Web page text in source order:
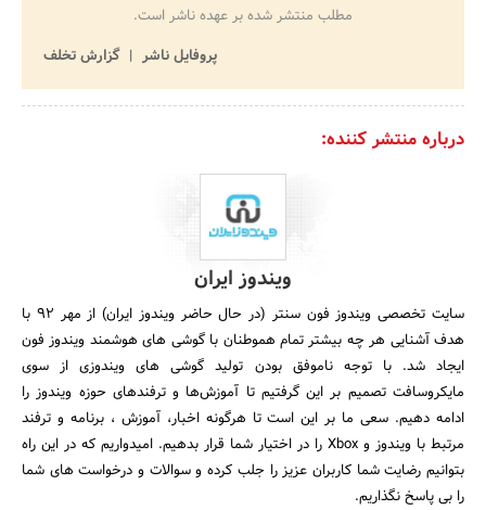
مطلب منتشر شده بر عهده ناشر است.
پروفایل ناشر
گزارش تخلف
درباره منتشر کننده:
ویندوز ایران
سایت تخصصی ویندوز فون سنتر (در حال حاضر ویندوز ایران) از مهر ۹۲ با
هدف آشنایی هر چه بیشتر تمام هموطنان با گوشی های هوشمند ویندوز فون
ایجاد شد. با توجه ناموفق بودن تولید گوشی های ویندوزی از سوی
مایکروسافت تصمیم بر این گرفتیم تا آموزش‌ها و ترفند‌های حوزه ویندوز را
ادامه دهیم. سعی ما بر این است تا هرگونه اخبار، آموزش ، برنامه و ترفند
مرتبط با ویندوز و Xbox را در اختیار شما قرار بدهیم. امیدواریم که در این راه
بتوانیم رضایت شما کاربران عزیز را جلب کرده و سوالات و درخواست های شما
را بی پاسخ نگذاریم.